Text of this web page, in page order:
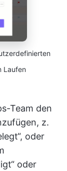
Laufen
Team den
z.
oder
oder